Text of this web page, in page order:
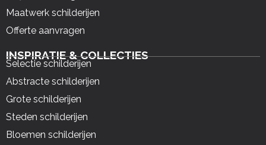
Maatwerk schilderijen
Offerte aanvragen
INSPIRATIE & COLLECTIES
Selectie schilderijen
Abstracte schilderijen
Grote schilderijen
Steden schilderijen
Bloemen schilderijen